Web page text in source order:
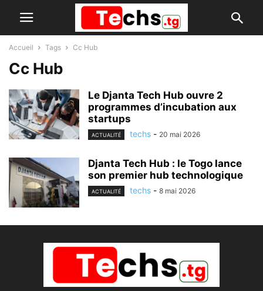
Accueil Tags Cc Hub
Cc Hub
Le Djanta Tech Hub ouvre 2
programmes d’incubation aux
startups
ACTUALITÉ techs - 20 mai 2026
Djanta Tech Hub : le Togo lance
son premier hub technologique
ACTUALITÉ techs - 8 mai 2026